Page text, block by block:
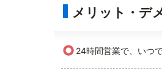
メリット・デ
○ 24時間営業で、いつ